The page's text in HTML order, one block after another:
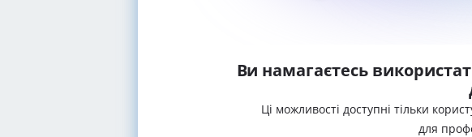
Ви намагаєтесь
Ці можливості доступні тільки
для